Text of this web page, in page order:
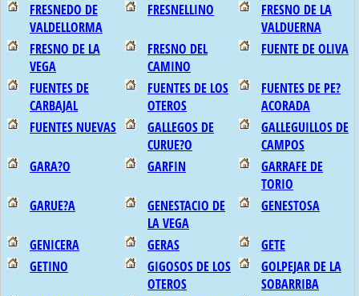
FRESNEDO DE
VALDELLORMA
FRESNELLINO
FRESNO DE LA
VALDUERNA
FRESNO DE LA
VEGA
FRESNO DEL
CAMINO
FUENTE DE OLIVA
FUENTES DE
CARBAJAL
FUENTES DE LOS
OTEROS
FUENTES DE PE?
ACORADA
FUENTES NUEVAS
GALLEGOS DE
CURUE?O
GALLEGUILLOS DE
CAMPOS
GARA?O
GARFIN
GARRAFE DE
TORIO
GARUE?A
GENESTACIO DE
LA VEGA
GENESTOSA
GENICERA GERAS
GETE
GETINO
GIGOSOS DE LOS
OTEROS
GOLPEJAR DE LA
SOBARRIBA